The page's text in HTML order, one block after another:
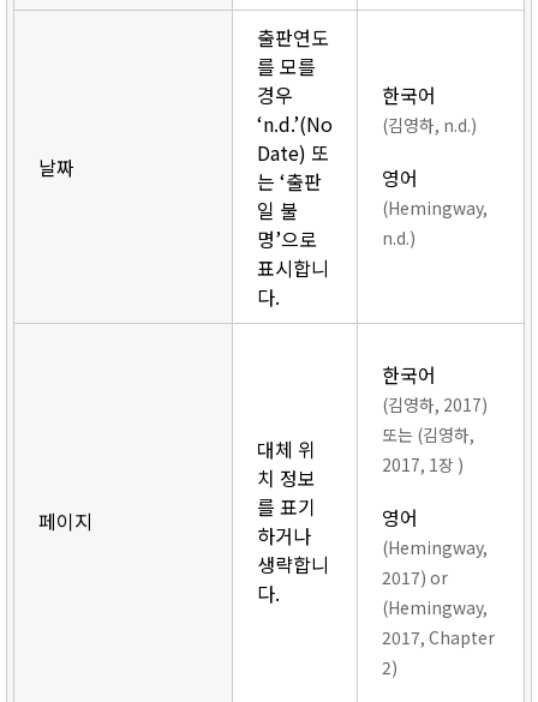
날짜
출판연도
를 모를
경우
‘n.d.’(No
Date) 또
는 ‘출판
일 불
명’으로
표시합니
다.
한국어
(김영하, n.d.)
영어
(Hemingway,
n.d.)
페이지
대체 위
치 정보
를 표기
하거나
생략합니
다.
한국어
(김영하, 2017)
또는 (김영하,
2017, 1장 )
영어
(Hemingway,
2017) or
(Hemingway,
2017, Chapter
2)